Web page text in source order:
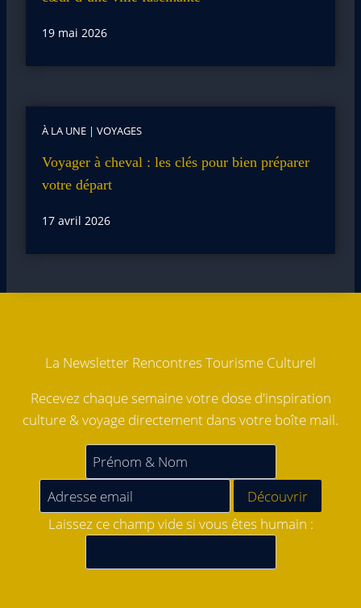
19 mai 2026
À LA UNE | VOYAGES
Voyager à cheval : les clés pour bien préparer
votre départ
17 avril 2026
La Newsletter Rencontres Tourisme Culturel
Recevez chaque semaine votre dose d'inspiration
culture & voyage directement dans votre boîte mail.
Laissez ce champ vide si vous êtes humain :